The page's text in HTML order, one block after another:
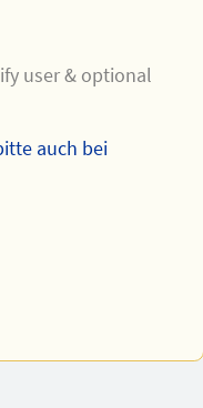
user & optional
auch bei